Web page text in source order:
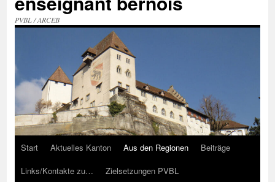
PVBL / ARCEB
Start Aktuelles Kanton Aus den Regionen
Beiträge
Links/Kontakte zu…
Zielsetzungen PVBL